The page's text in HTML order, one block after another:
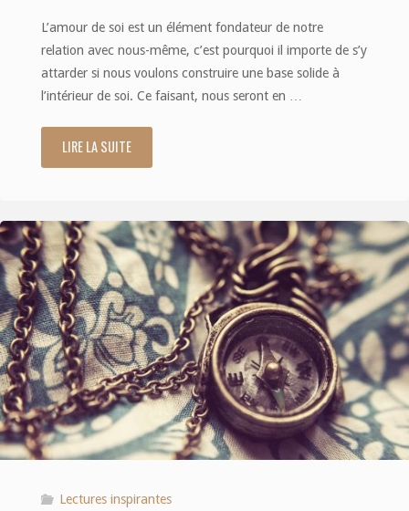
L’amour de soi est un élément fondateur de notre
relation avec nous-même, c’est pourquoi il importe de s’y
attarder si nous voulons construire une base solide à
l’intérieur de soi. Ce faisant, nous seront en …
LIRE LA SUITE"Self-
:
10
clés
pour
l’amour
soi (Partie
2)"
Lectures inspirantes